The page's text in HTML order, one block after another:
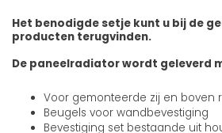
Het benodigde setje kunt u bij de
producten terugvinden.
De paneelradiator wordt geleverd
Voor gemonteerde zij en boven
Beugels voor wandbevestiging
Bevestiging set bestaande uit